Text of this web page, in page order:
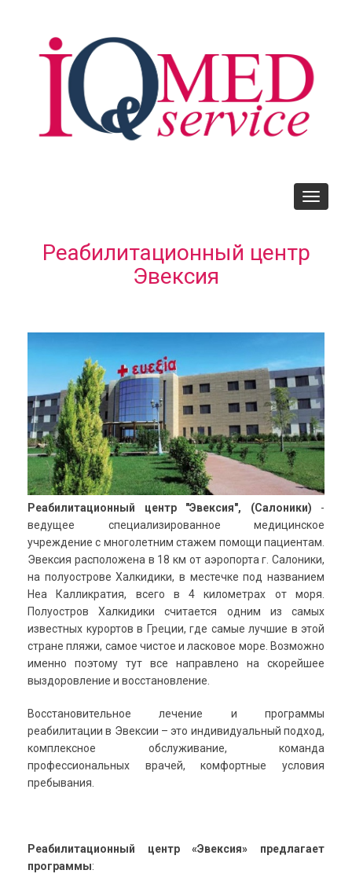
Toggle
Реабилитационный центр
Эвексия
Реабилитационный центр "Эвексия", (Салоники) -
ведущее специализированное медицинское
учреждение с многолетним стажем помощи пациентам.
Эвексия расположена в 18 км от аэропорта г. Салоники,
на полуострове Халкидики, в местечке под названием
Неа Калликратия, всего в 4 километрах от моря.
Полуостров Халкидики считается одним из самых
известных курортов в Греции, где самые лучшие в этой
стране пляжи, самое чистое и ласковое море. Возможно
именно поэтому тут все направлено на скорейшее
выздоровление и восстановление.
Восстановительное лечение и программы
реабилитации в Эвексии – это индивидуальный подход,
комплексное обслуживание, команда
профессиональных врачей, комфортные условия
пребывания.
Реабилитационный центр «Эвексия» предлагает
программы: